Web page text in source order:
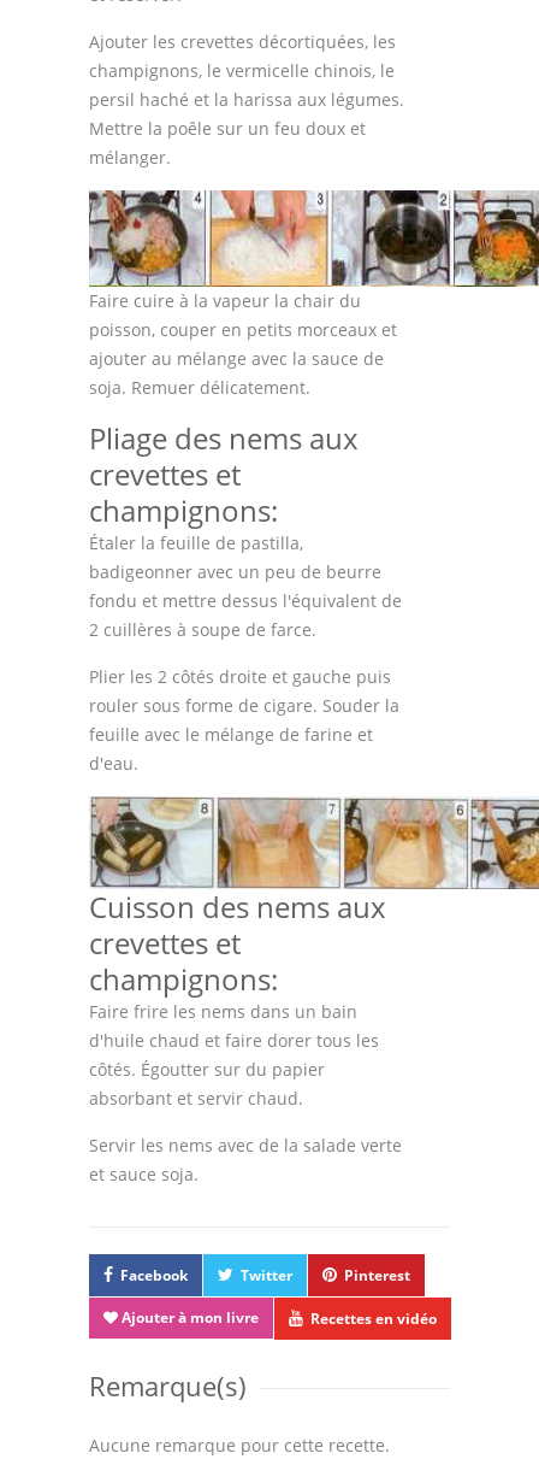
Ajouter les crevettes décortiquées, les
champignons, le vermicelle chinois, le
persil haché et la harissa aux légumes.
Mettre la poêle sur un feu doux et
mélanger.
Faire cuire à la vapeur la chair du
poisson, couper en petits morceaux et
ajouter au mélange avec la sauce de
soja. Remuer délicatement.
Pliage des nems aux
crevettes et
champignons:
Étaler la feuille de pastilla,
badigeonner avec un peu de beurre
fondu et mettre dessus l'équivalent de
2 cuillères à soupe de farce.
Plier les 2 côtés droite et gauche puis
rouler sous forme de cigare. Souder la
feuille avec le mélange de farine et
d'eau.
Cuisson des nems aux
crevettes et
champignons:
Faire frire les nems dans un bain
d'huile chaud et faire dorer tous les
côtés. Égoutter sur du papier
absorbant et servir chaud.
Servir les nems avec de la salade verte
et sauce soja.
Facebook Twitter Pinterest
Ajouter à mon livre Recettes en vidéo
Remarque(s)
Aucune remarque pour cette recette.